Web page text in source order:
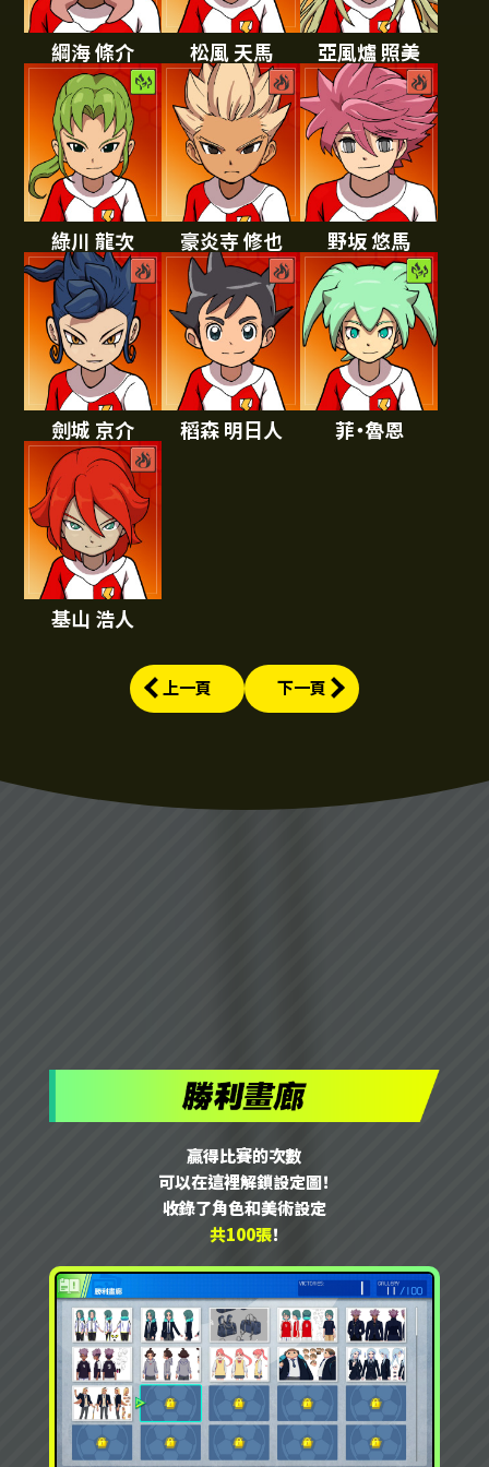
綱海 條介 松風 天馬 亞風爐 照美
綠川 龍次 豪炎寺 修也 野坂 悠馬
劍城 京介 稻森 明日人 菲・魯恩
基山 浩人
上一頁 下一頁
贏得比賽的次數
可以在這裡解鎖設定圖！
收錄了角色和美術設定
共100張！